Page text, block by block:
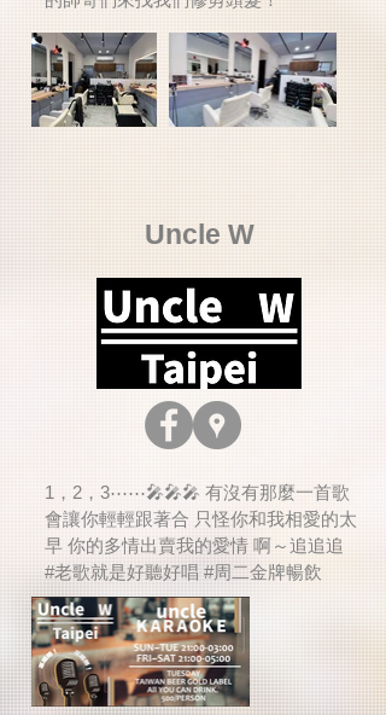
Uncle W
1，2，3⋯⋯🎤🎤🎤 有沒有那麼一首歌
會讓你輕輕跟著合 只怪你和我相愛的太
早 你的多情出賣我的愛情 啊～追追追
#老歌就是好聽好唱 #周二金牌暢飲